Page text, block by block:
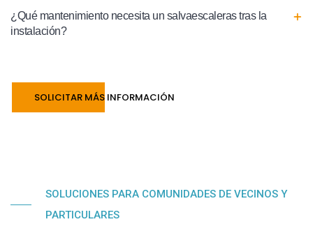
¿Qué mantenimiento necesita un salvaescaleras tras la
instalación?
SOLICITAR MÁS INFORMACIÓN
SOLUCIONES PARA COMUNIDADES DE VECINOS Y
PARTICULARES